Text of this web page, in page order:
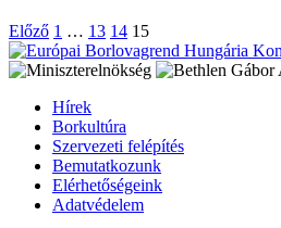
Előző 1 … 13 14 15
Hírek
Borkultúra
Szervezeti felépítés
Bemutatkozunk
Elérhetőségeink
Adatvédelem